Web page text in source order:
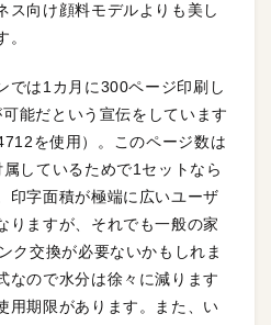
ス向け顔料モデルよりも美し
では1カ月に300ページ印刷し
能だという宣伝をしています
を使用）。このページ数は
しているためで1セットなら
印字面積が極端に広いユーザ
りますが、それでも一般の家
ク交換が必要ないかもしれま
なので水分は徐々に減ります
用期限があります。また、い